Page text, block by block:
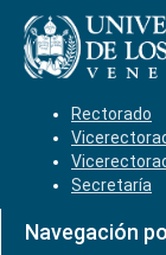
Rectorado
Secretaría
Navegación